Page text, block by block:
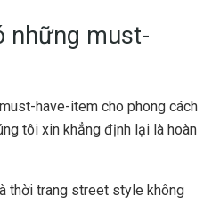
những must-
have-item cho phong cách
tôi xin khẳng định lại là hoàn
thời trang street style không